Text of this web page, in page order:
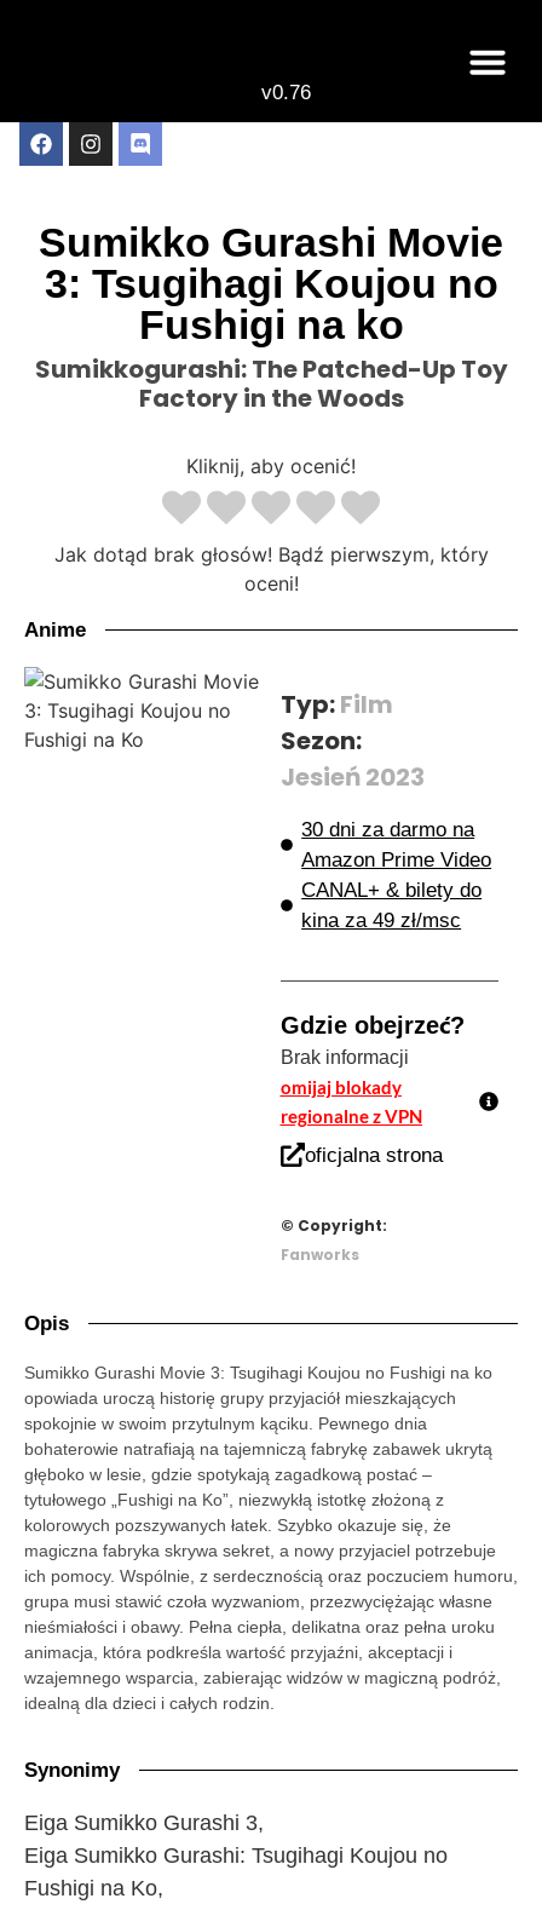
v0.76
Sumikko Gurashi Movie
3: Tsugihagi Koujou no
Fushigi na ko
Sumikkogurashi: The Patched-Up Toy
Factory in the Woods
Kliknij, aby ocenić!
Jak dotąd brak głosów! Bądź pierwszym, który
oceni!
Anime
Typ:Film
Sezon:
Jesień 2023
30 dni za darmo na
Amazon Prime Video
CANAL+ & bilety do
kina za 49 zł/msc
Gdzie obejrzeć?
Brak informacji
omijaj blokady
regionalne z VPN
oficjalna strona
© Copyright:
Fanworks
Opis
Sumikko Gurashi Movie 3: Tsugihagi Koujou no Fushigi na ko
opowiada uroczą historię grupy przyjaciół mieszkających
spokojnie w swoim przytulnym kąciku. Pewnego dnia
bohaterowie natrafiają na tajemniczą fabrykę zabawek ukrytą
głęboko w lesie, gdzie spotykają zagadkową postać –
tytułowego „Fushigi na Ko”, niezwykłą istotkę złożoną z
kolorowych pozszywanych łatek. Szybko okazuje się, że
magiczna fabryka skrywa sekret, a nowy przyjaciel potrzebuje
ich pomocy. Wspólnie, z serdecznością oraz poczuciem humoru,
grupa musi stawić czoła wyzwaniom, przezwyciężając własne
nieśmiałości i obawy. Pełna ciepła, delikatna oraz pełna uroku
animacja, która podkreśla wartość przyjaźni, akceptacji i
wzajemnego wsparcia, zabierając widzów w magiczną podróż,
idealną dla dzieci i całych rodzin.
Synonimy
Eiga Sumikko Gurashi 3,
Eiga Sumikko Gurashi: Tsugihagi Koujou no
Fushigi na Ko,